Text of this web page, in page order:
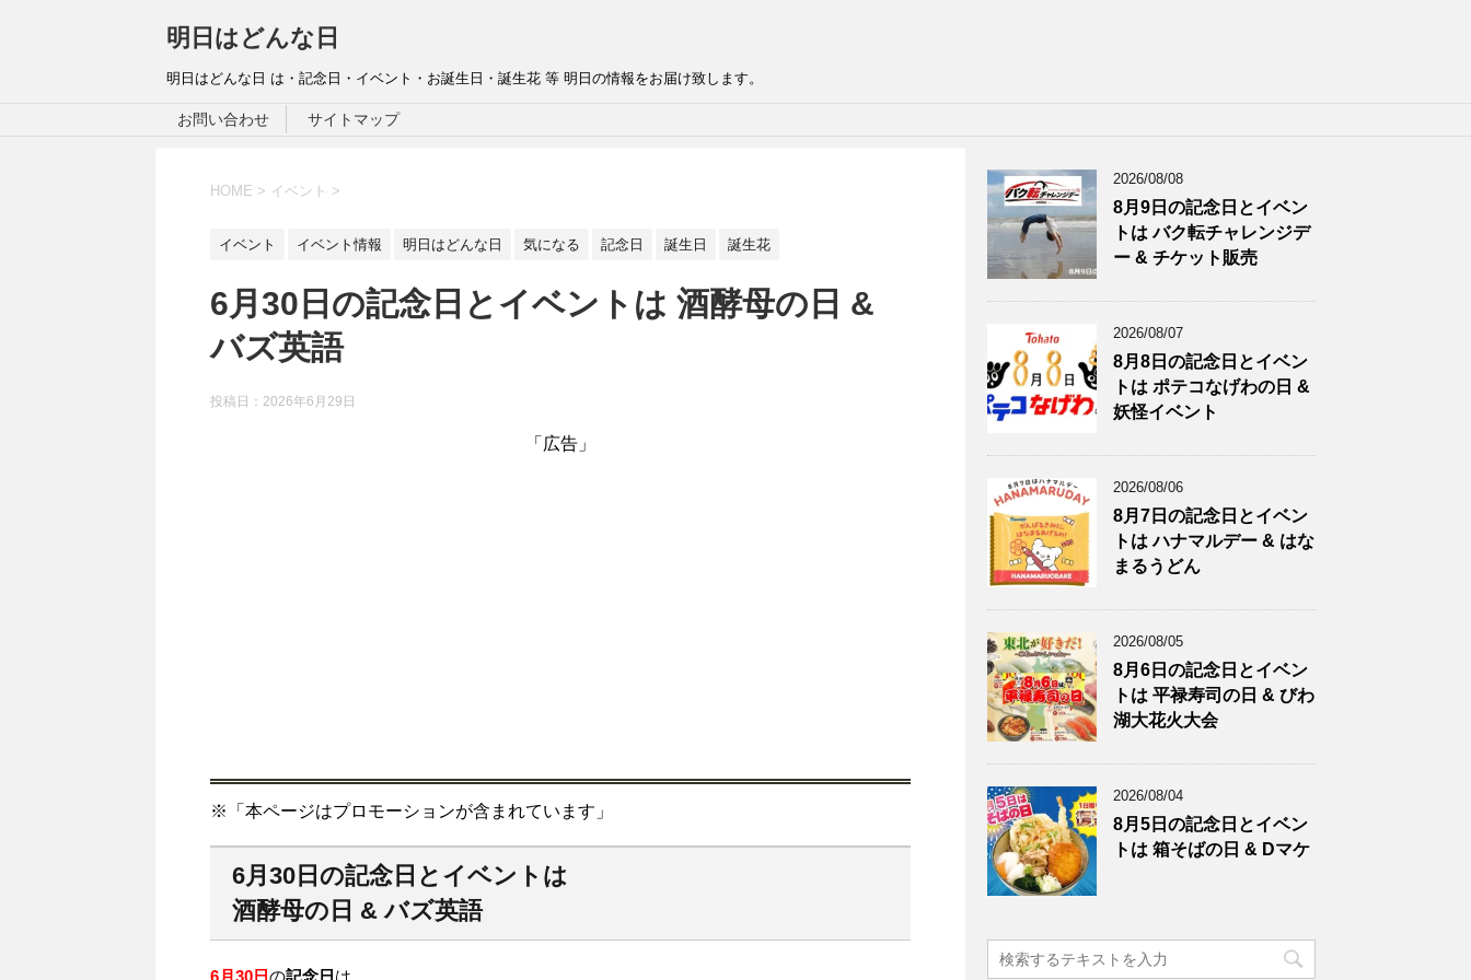
明日はどんな日
明日はどんな日 は・記念日・イベント・お誕生日・誕生花 等 明日の情報をお届け致します。
お問い合わせ サイトマップ
HOME > イベント >
イベント イベント情報 明日はどんな日 気になる 記念日 誕生日 誕生花
6月30日の記念日とイベントは 酒酵母の日 &
バズ英語
投稿日： 2026年6月29日
「広告」
※「本ページはプロモーションが含まれています」
6月30日の記念日とイベントは
酒酵母の日 & バズ英語
6月30日の記念日 は
2026/08/08
8月9日の記念日とイベン
トは バク転チャレンジデ
ー & チケット販売
2026/08/07
8月8日の記念日とイベン
トは ポテコなげわの日 &
妖怪イベント
2026/08/06
8月7日の記念日とイベン
トは ハナマルデー & はな
まるうどん
2026/08/05
8月6日の記念日とイベン
トは 平禄寿司の日 & びわ
湖大花火大会
2026/08/04
8月5日の記念日とイベン
トは 箱そばの日 & Dマケ